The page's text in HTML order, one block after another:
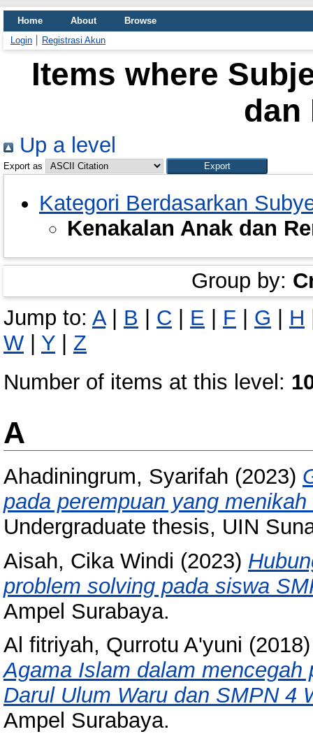
Home About
Browse
Login
Registrasi Akun
Items where
dan
Up a level
Export as
Kategori Berdasarkan
Kenakalan Anak dan
Group by:
Jump to: A| B | C | E | F | G | H
W | Y | Z
Number of items at this level:
A
Ahadiningrum, Syarifah (2023)
pada perempuan yang
Undergraduate thesis, UIN
Aisah, Cika Windi (2023)
problem solving pada siswa
Ampel Surabaya.
Al fitriyah, Qurrotu A'yuni
Agama Islam dalam
Darul Ulum Waru dan SMPN 4
Ampel Surabaya.